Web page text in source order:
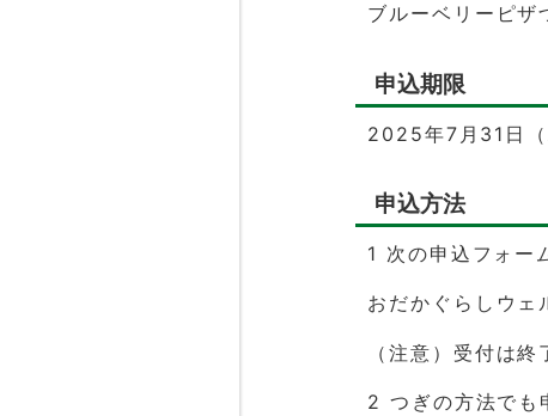
ブルーベリーピザ
申込期限
2025年7月31日
申込方法
1 次の申込フォー
おだかぐらしウェ
（注意）受付は終
2 つぎの方法でも